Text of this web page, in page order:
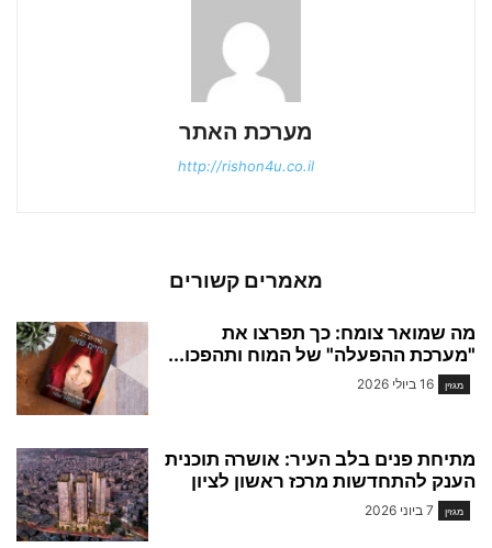
מערכת האתר
http://rishon4u.co.il
מאמרים קשורים
מה שמואר צומח: כך תפרצו את
"מערכת ההפעלה" של המוח ותהפכו...
מגזין 16 ביולי 2026
מתיחת פנים בלב העיר: אושרה תוכנית
הענק להתחדשות מרכז ראשון לציון
מגזין 7 ביוני 2026